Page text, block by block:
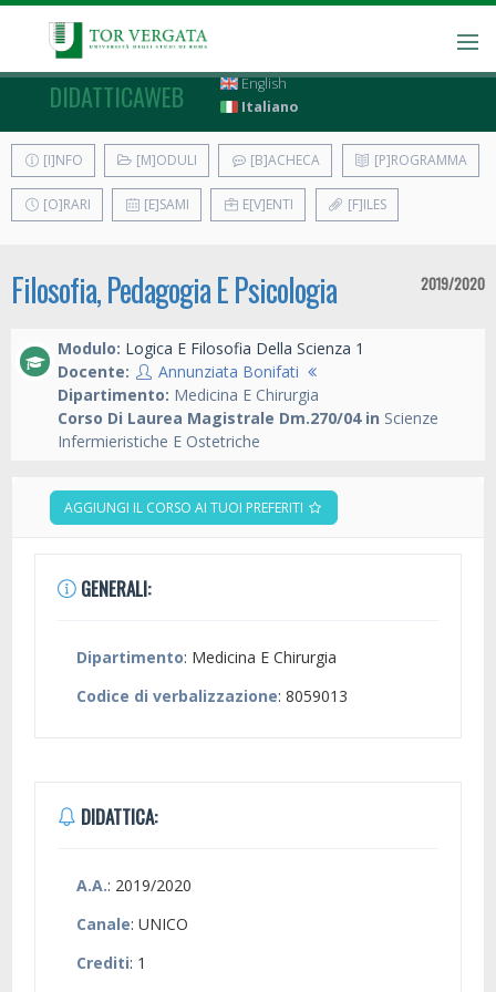
DIDATTICAWEB
English
Italiano
[I]NFO [M]ODULI [B]ACHECA [P]ROGRAMMA
[O]RARI [E]SAMI E[V]ENTI [F]ILES
Filosofia, Pedagogia E Psicologia 2019/2020
Modulo: Logica E Filosofia Della Scienza 1
Docente:
Annunziata Bonifati
Dipartimento: Medicina E Chirurgia
Corso Di Laurea Magistrale Dm.270/04 in Scienze
Infermieristiche E Ostetriche
AGGIUNGI IL CORSO AI TUOI PREFERITI
GENERALI:
Dipartimento: Medicina E Chirurgia
Codice di verbalizzazione: 8059013
DIDATTICA:
A.A.: 2019/2020
Canale: UNICO
Crediti: 1